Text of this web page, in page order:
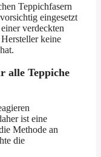
Teppichfasern
eingesetzt
verdeckten
keine
alle Teppiche
ist eine
Methode an
die